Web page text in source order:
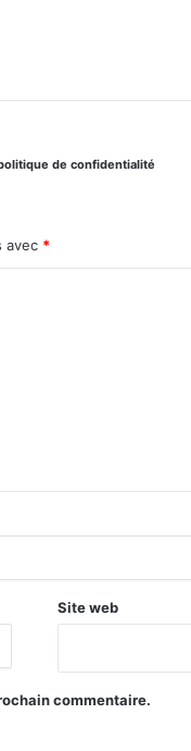
de confidentialité
avec *
Site web
commentaire.